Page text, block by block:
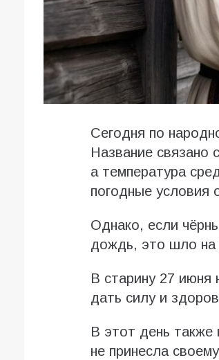
Сегодня по
Название связано
а температура
погодные
Однако, если
дождь, это шло на
В старину 27 июня
дать силу и
В этот день
не принесла